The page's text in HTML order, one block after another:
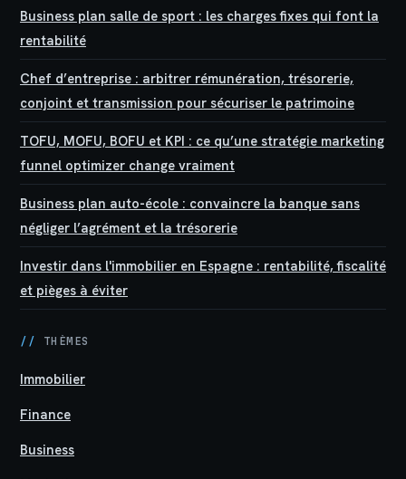
Business plan salle de sport : les charges fixes qui font la
rentabilité
Chef d’entreprise : arbitrer rémunération, trésorerie,
conjoint et transmission pour sécuriser le patrimoine
TOFU, MOFU, BOFU et KPI : ce qu’une stratégie marketing
funnel optimizer change vraiment
Business plan auto-école : convaincre la banque sans
négliger l’agrément et la trésorerie
Investir dans l'immobilier en Espagne : rentabilité, fiscalité
et pièges à éviter
// THÈMES
Immobilier
Finance
Business